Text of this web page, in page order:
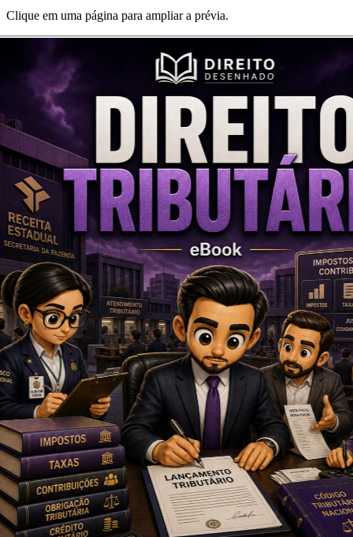
Clique em uma página para ampliar a prévia.